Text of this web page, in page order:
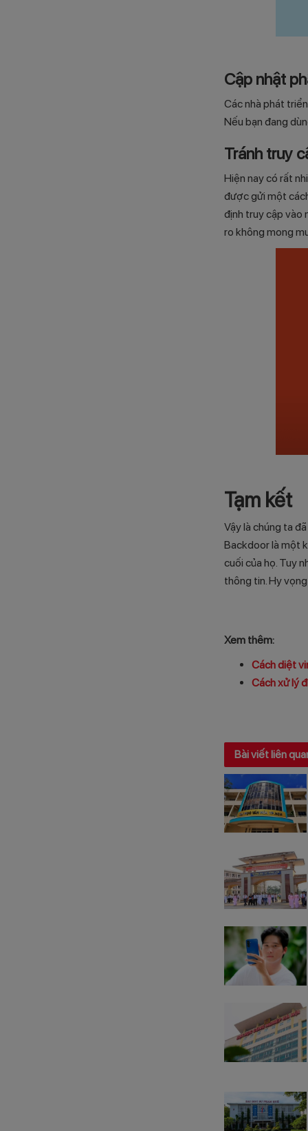
Cập nhật
Các nhà phát
Nếu bạn đang
Tránh truy
Hiện nay có rất
được gửi một
định truy cập vào
ro không mong
Tạm kết
Vậy là chúng ta
Backdoor là một
cuối của họ. Tuy
thông tin. Hy
Xem thêm:
Cách diệt
Cách xử lý
Bài viết liên